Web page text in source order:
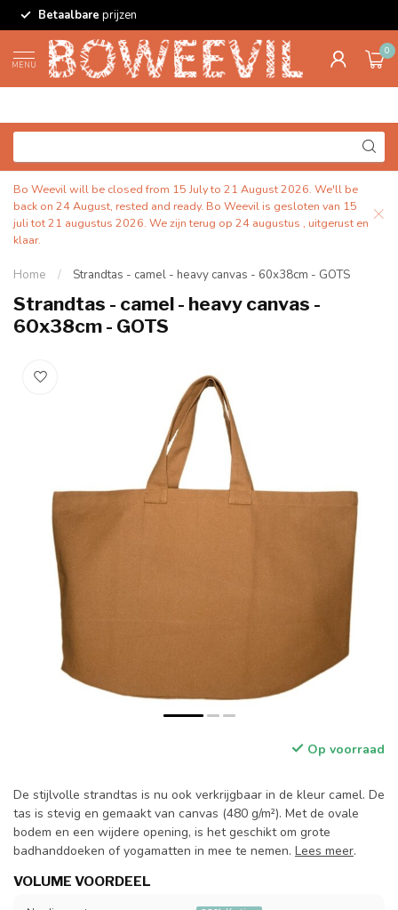
Betaalbare prijzen
MENU
0
Bo Weevil will be closed from 15 July to 21 August 2026. We'll be
back on 24 August, rested and ready. Bo Weevil is gesloten van 15
juli tot 21 augustus 2026. We zijn terug op 24 augustus , uitgerust en
klaar.
Home / Strandtas - camel - heavy canvas - 60x38cm - GOTS
Strandtas - camel - heavy canvas -
60x38cm - GOTS
Op voorraad
De stijlvolle strandtas is nu ook verkrijgbaar in de kleur camel. De
tas is stevig en gemaakt van canvas (480 g/m²). Met de ovale
bodem en een wijdere opening, is het geschikt om grote
badhanddoeken of yogamatten in mee te nemen. Lees meer.
VOLUME VOORDEEL